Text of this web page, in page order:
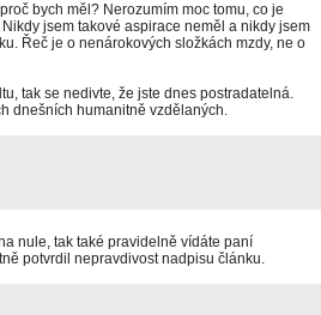
bych měl? Nerozumím moc tomu, co je
jsem takové aspirace neměl a nikdy jsem
Řeč je o nenárokových složkách mzdy, ne o
tak se nedivte, že jste dnes postradatelná.
dnešních humanitně vzdělaných.
nule, tak také pravidelně vídáte paní
potvrdil nepravdivost nadpisu článku.